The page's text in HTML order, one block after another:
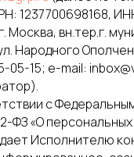
1237700698168,
Москва, вн.тер.г.
Народного
05-15; e-mail:
с
ФЗ «О персональных
Исполнителю